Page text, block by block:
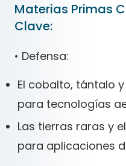
Materias Primas
Clave:
• Defensa:
El cobalto, tántalo
para tecnologías
Las tierras raras y
para aplicaciones